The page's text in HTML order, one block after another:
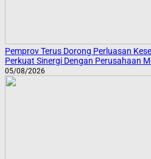
Pemprov Terus Dorong Perluasan
Perkuat Sinergi Dengan Perusahaan
05/08/2026